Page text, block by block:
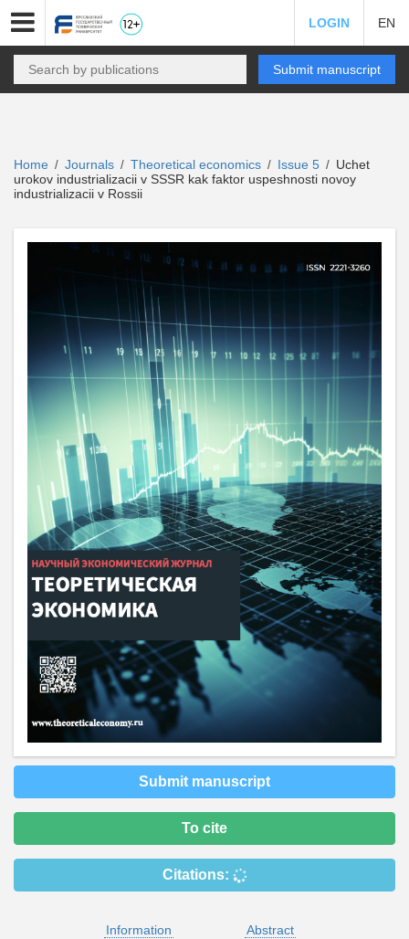
LOGIN EN
Submit manuscript
Home / Journals / Theoretical economics / Issue 5 / Uchet
urokov industrializacii v SSSR kak faktor uspeshnosti novoy
industrializacii v Rossii
Submit manuscript
To cite
Citations:
Information
Abstract